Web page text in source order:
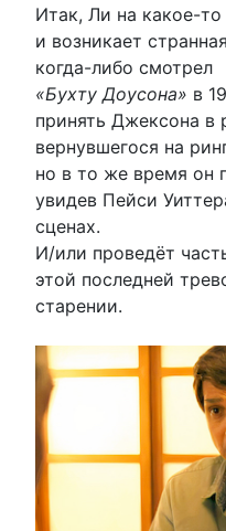
Итак, Ли на какое-
и возникает
когда-либо смотрел
«Бухту Доусона» в
принять Джексона в
вернувшегося на
но в то же время он
увидев Пейси
сценах.
И/или проведёт
этой последней
старении.